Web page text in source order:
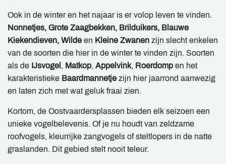
Ook in de winter en het najaar is er volop leven te vinden.
Nonnetjes, Grote Zaagbekken, Brilduikers, Blauwe
Kiekendieven, Wilde en Kleine Zwanen zijn slecht enkelen
van de soorten die hier in de winter te vinden zijn. Soorten
als de IJsvogel , Matkop, Appelvink, Roerdomp en het
karakteristieke Baardmannetje zijn hier jaarrond aanwezig
en laten zich met wat geluk fraai zien.
Kortom, de Oostvaardersplassen bieden elk seizoen een
unieke vogelbelevenis. Of je nu houdt van zeldzame
roofvogels, kleurrijke zangvogels of steltlopers in de natte
graslanden. Dit gebied stelt nooit teleur.